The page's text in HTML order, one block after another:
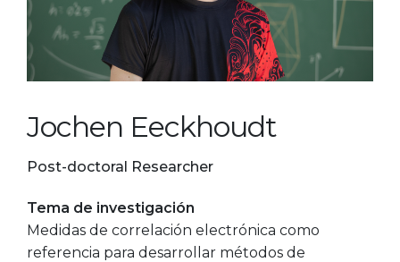
Jochen Eeckhoudt
Post-doctoral Researcher
Tema de investigación
Medidas de correlación electrónica como
referencia para desarrollar métodos de